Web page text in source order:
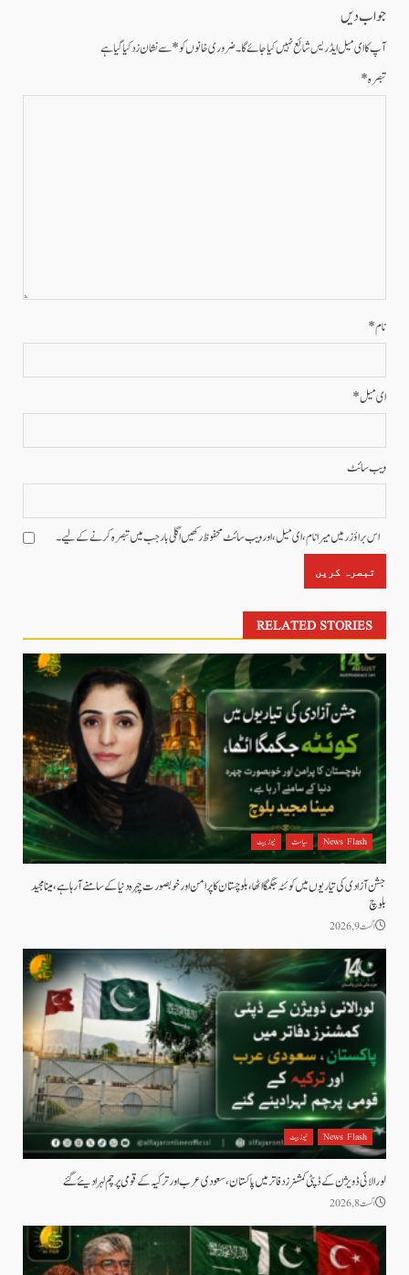
جواب دیں
آپ کا ای میل ایڈریس شائع نہیں کیا جائے گا۔ضروری خانوں کو*سے نشان زد کیا گیا ہے
تبصرہ*
نام*
ای میل*
ویب‌ سائٹ
اس براؤزر میں میرا نام، ای میل، اور ویب سائٹ محفوظ رکھیں اگلی بار جب میں تبصرہ کرنے کےلیے۔
RELATED STORIES
News Flash سیاست نیوز بیٹ
جشن آزادی کی تیاریوں میں کوئٹہ جگمگا اٹھا، بلوچستان کا پرامن اور خوبصورت چہرہ دنیا کے سامنے آ رہا ہے، مینا مجید
بلوچ
اگست 9, 2026
News Flash نیوز بیٹ
لورالائی ڈویژن کے ڈپٹی کمشنرز دفاتر میں پاکستان، سعودی عرب اور ترکیہ کے قومی پرچم لہرا دیئے گئے
اگست 8, 2026